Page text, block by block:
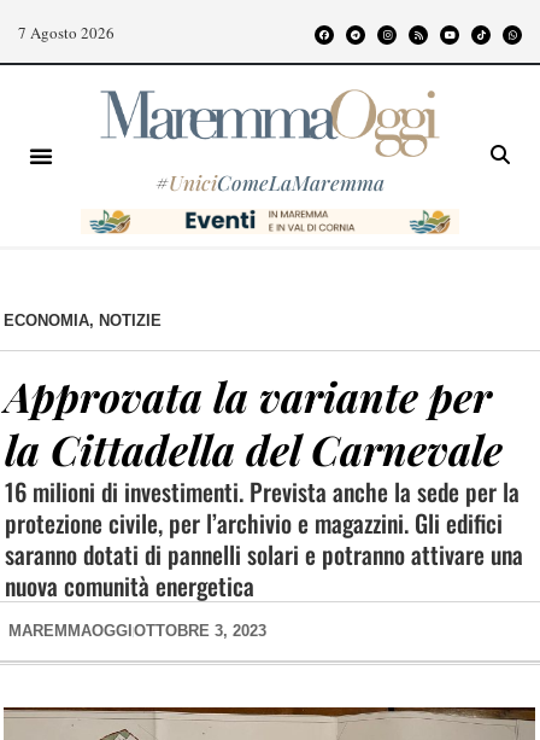
7 Agosto 2026
#UniciComeLaMaremma
ECONOMIA, NOTIZIE
Approvata la variante per
la Cittadella del Carnevale
16 milioni di investimenti. Prevista anche la sede per la
protezione civile, per l’archivio e magazzini. Gli edifici
saranno dotati di pannelli solari e potranno attivare una
nuova comunità energetica
MAREMMAOGGI OTTOBRE 3, 2023